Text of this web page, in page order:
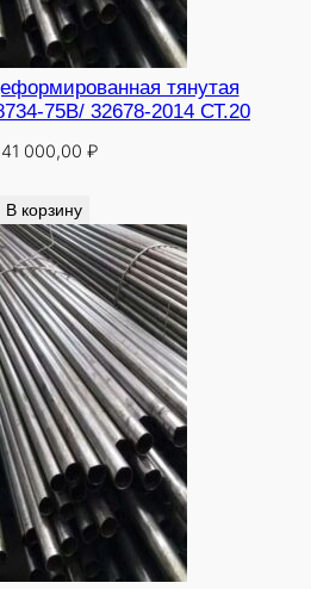
тянутая
75В/ 32678-2014 СТ.20
000,00 ₽
В корзину